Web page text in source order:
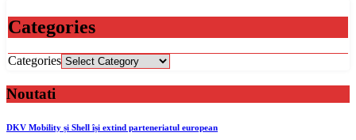
Categories
Categories
Noutati
DKV Mobility și Shell își extind parteneriatul european